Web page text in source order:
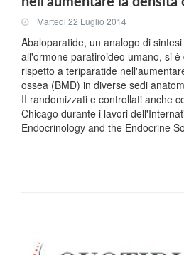
Martedi 22 Luglio 2014
Abaloparatide, un analogo di
all'ormone paratiroideo umano, si
rispetto a teriparatide
ossea (BMD) in diverse sedi
II randomizzati e controllati anche
Chicago durante i lavori
Endocrinology and the Endocrine